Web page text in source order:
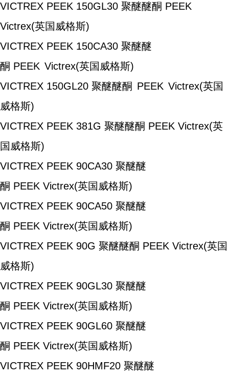
VICTREX PEEK 150GL30 聚醚醚酮 PEEK
Victrex(英国威格斯)
VICTREX PEEK 150CA30 聚醚醚
酮 PEEK Victrex(英国威格斯)
VICTREX 150GL20 聚醚醚酮 PEEK Victrex(英国
威格斯)
VICTREX PEEK 381G 聚醚醚酮 PEEK Victrex(英
国威格斯)
VICTREX PEEK 90CA30 聚醚醚
酮 PEEK Victrex(英国威格斯)
VICTREX PEEK 90CA50 聚醚醚
酮 PEEK Victrex(英国威格斯)
VICTREX PEEK 90G 聚醚醚酮 PEEK Victrex(英国
威格斯)
VICTREX PEEK 90GL30 聚醚醚
酮 PEEK Victrex(英国威格斯)
VICTREX PEEK 90GL60 聚醚醚
酮 PEEK Victrex(英国威格斯)
VICTREX PEEK 90HMF20 聚醚醚